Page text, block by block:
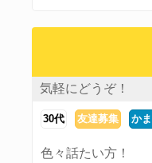
気軽にどうぞ！
30代 友達募集 か
色々話たい方！